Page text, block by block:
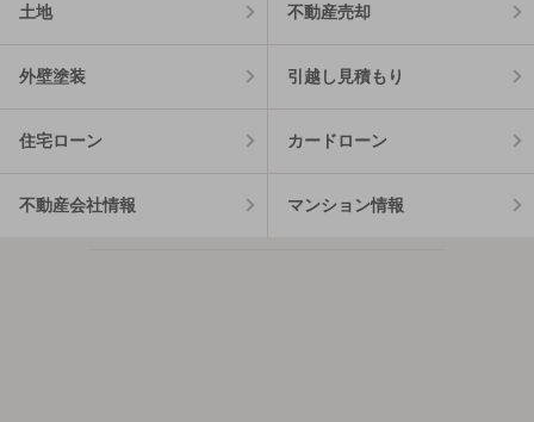
土地 不動産売却
外壁塗装 引越し見積もり
住宅ローン カードローン
不動産会社情報 マンション情報